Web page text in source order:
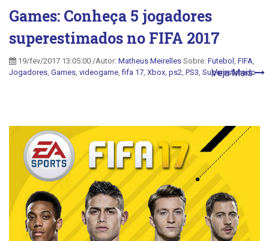
Games: Conheça 5 jogadores
superestimados no FIFA 2017
19/fev/2017 13:05:00 /Autor: Matheus Meirelles Sobre: Futebol FIFA
Jogadores Games videogame ,fifa 17 Xbox ps2 PS3 Superestimado
Veja Mais